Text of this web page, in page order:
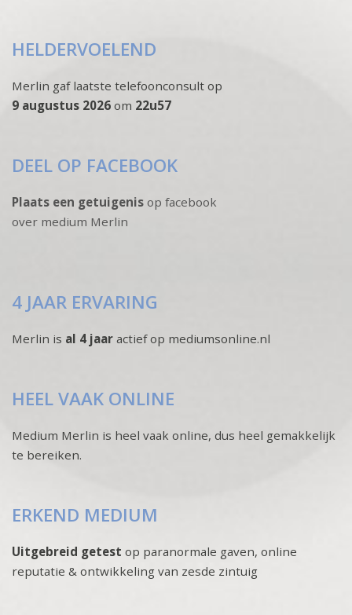
HELDERVOELEND
Merlin gaf laatste telefoonconsult op
9 augustus 2026 om 22u57
DEEL OP FACEBOOK
Plaats een getuigenis op facebook
over medium Merlin
4 JAAR ERVARING
Merlin is al 4 jaar actief op mediumsonline.nl
HEEL VAAK ONLINE
Medium Merlin is heel vaak online, dus heel gemakkelijk
te bereiken.
ERKEND MEDIUM
Uitgebreid getest op paranormale gaven, online
reputatie & ontwikkeling van zesde zintuig